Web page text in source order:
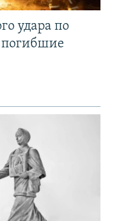
удара по
погибшие